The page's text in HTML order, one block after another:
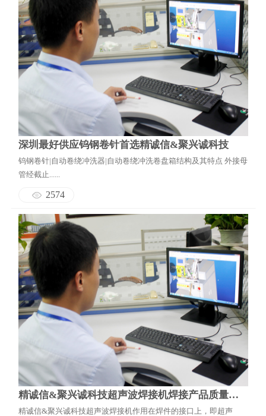
深圳最好供应钨钢卷针首选精诚信&聚兴诚科技
钨钢卷针|自动卷绕冲洗器|自动卷绕冲洗卷盘箱结构及其特点 外接母
管经截止......
2574
精诚信&聚兴诚科技超声波焊接机焊接产品质量的主要原因
精诚信&聚兴诚科技超声波焊接机​作用在焊件的接口上，即超声